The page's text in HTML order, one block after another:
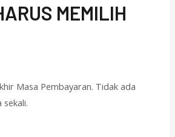
MEMILIH
Masa Pembayaran. Tidak ada
sekali.